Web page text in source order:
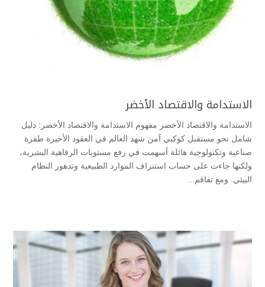
الاستدامة والاقتصاد الأخضر
الاستدامة والاقتصاد الأخضر مفهوم الاستدامة والاقتصاد الأخضر: دليل
شامل نحو مستقبل كوكبي آمن ​شهد العالم في العقود الأخيرة طفرة
صناعية وتكنولوجية هائلة أسهمت في رفع مستويات الرفاهية البشرية،
ولكنها جاءت على حساب استنزاف الموارد الطبيعية وتدهور النظام
البيئي. ومع تفاقم...